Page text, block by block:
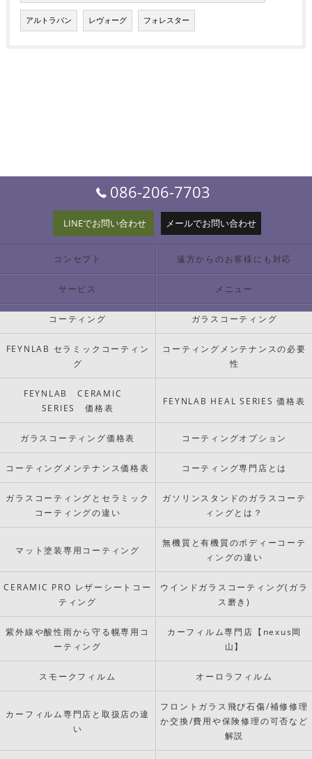
アルトラパン レヴォーグ フォレスター
086-206-7703
LINEでお問い合わせ メールでお問い合わせ
コンセプト 遠方からのお客様にも対応
サービス メニュー
コーティング ガラスコーティング
FEYNLAB セラミックコーティン
グ
コーティングメンテナンスの必要
性
FEYNLAB CERAMIC
SERIES 価格表
FEYNLAB HEAL SERIES 価格表
ガラスコーティング価格表 コーティングオプション
コーティングメンテナンス価格表 コーティング専門店とは
ガラスコーティングとセラミック
コーティングの違い
ガソリンスタンドのガラスコーテ
ィングとは？
マット塗装専用コーティング
無機質と有機質のボディーコーテ
ィングの違い
CERAMIC PRO レザーシートコー
ティング
ウインドガラスコーティング(ガラ
ス磨き)
紫外線や酸性雨から守る幌専用コ
ーティング
カーフィルム専門店【nexus岡
山】
スモークフィルム オーロラフィルム
カーフィルム専門店と取扱店の違
い
フロントガラス飛び石傷/補修修理
か交換/費用や保険修理の可否など
解説